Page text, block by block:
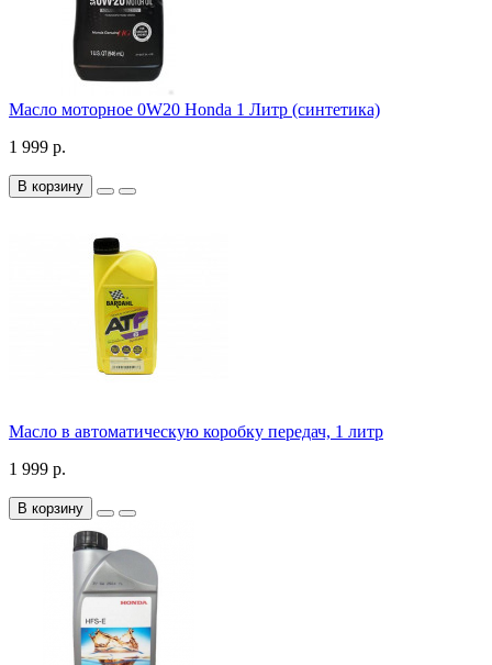
Масло моторное 0W20 Honda 1 Литр (синтетика)
1 999 р.
В корзину
Масло в автоматическую коробку передач, 1 литр
1 999 р.
В корзину